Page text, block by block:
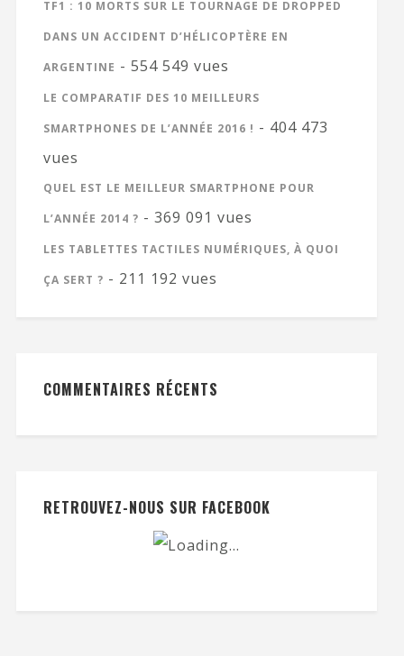
TF1 : 10 MORTS SUR LE TOURNAGE DE DROPPED
DANS UN ACCIDENT D’HÉLICOPTÈRE EN
ARGENTINE - 554 549 vues
LE COMPARATIF DES 10 MEILLEURS
SMARTPHONES DE L’ANNÉE 2016 ! - 404 473
vues
QUEL EST LE MEILLEUR SMARTPHONE POUR
L’ANNÉE 2014 ? - 369 091 vues
LES TABLETTES TACTILES NUMÉRIQUES, À QUOI
ÇA SERT ? - 211 192 vues
COMMENTAIRES RÉCENTS
RETROUVEZ-NOUS SUR FACEBOOK